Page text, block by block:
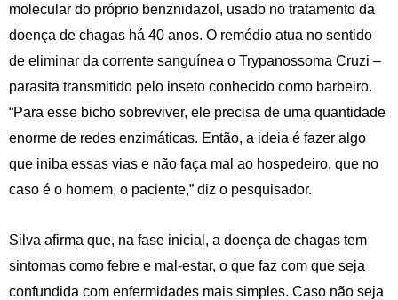
molecular do próprio benznidazol, usado no tratamento da
doença de chagas há 40 anos. O remédio atua no sentido
de eliminar da corrente sanguínea o Trypanossoma Cruzi –
parasita transmitido pelo inseto conhecido como barbeiro.
“Para esse bicho sobreviver, ele precisa de uma quantidade
enorme de redes enzimáticas. Então, a ideia é fazer algo
que iniba essas vias e não faça mal ao hospedeiro, que no
caso é o homem, o paciente,” diz o pesquisador.
Silva afirma que, na fase inicial, a doença de chagas tem
sintomas como febre e mal-estar, o que faz com que seja
confundida com enfermidades mais simples. Caso não seja